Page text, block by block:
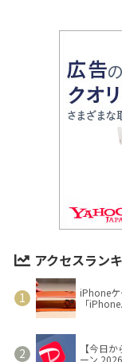
アクセスラン
iPhone
「
【今日
ーン